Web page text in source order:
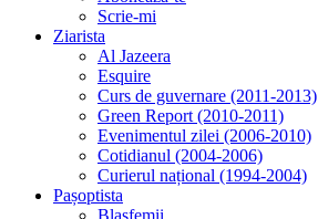
Scrie-mi
Ziarista
Al Jazeera
Esquire
Curs de guvernare (2011-2013)
Green Report (2010-2011)
Evenimentul zilei (2006-2010)
Cotidianul (2004-2006)
Curierul național (1994-2004)
Pașoptista
Blasfemii